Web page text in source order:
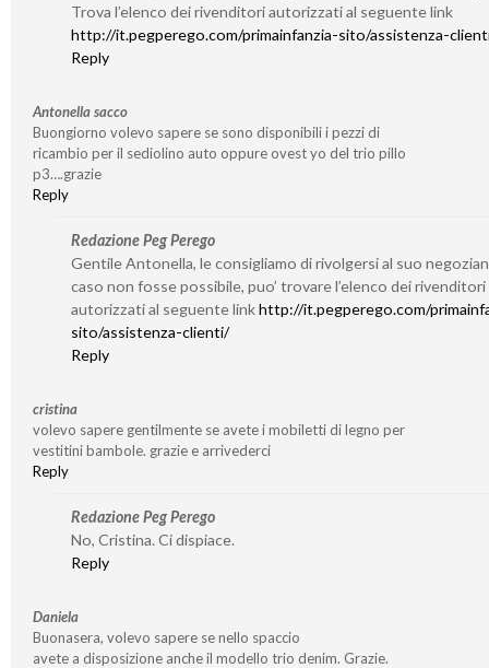
Trova l’elenco dei rivenditori autorizzati al seguente link
http://it.pegperego.com/primainfanzia-sito/assistenza-
Reply
Antonella sacco
Buongiorno volevo sapere se sono disponibili i pezzi di
ricambio per il sediolino auto oppure ovest yo del trio pillo
p3….grazie
Reply
Redazione Peg Perego
Gentile Antonella, le consigliamo di rivolgersi al suo
caso non fosse possibile, puo’ trovare l’elenco dei rivenditori
autorizzati al seguente linkhttp://it.pegperego.com/
sito/assistenza-clienti/
Reply
cristina
volevo sapere gentilmente se avete i mobiletti di legno per
vestitini bambole. grazie e arrivederci
Reply
Redazione Peg Perego
No, Cristina. Ci dispiace.
Reply
Daniela
Buonasera, volevo sapere se nello spaccio
avete a disposizione anche il modello trio denim. Grazie.